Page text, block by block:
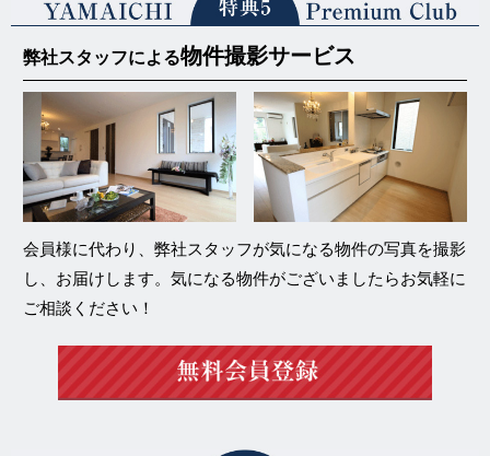
弊社スタッフによる物件撮影サービス
会員様に代わり、弊社スタッフが気になる物件の写真を撮影
し、お届けします。気になる物件がございましたらお気軽に
ご相談ください！